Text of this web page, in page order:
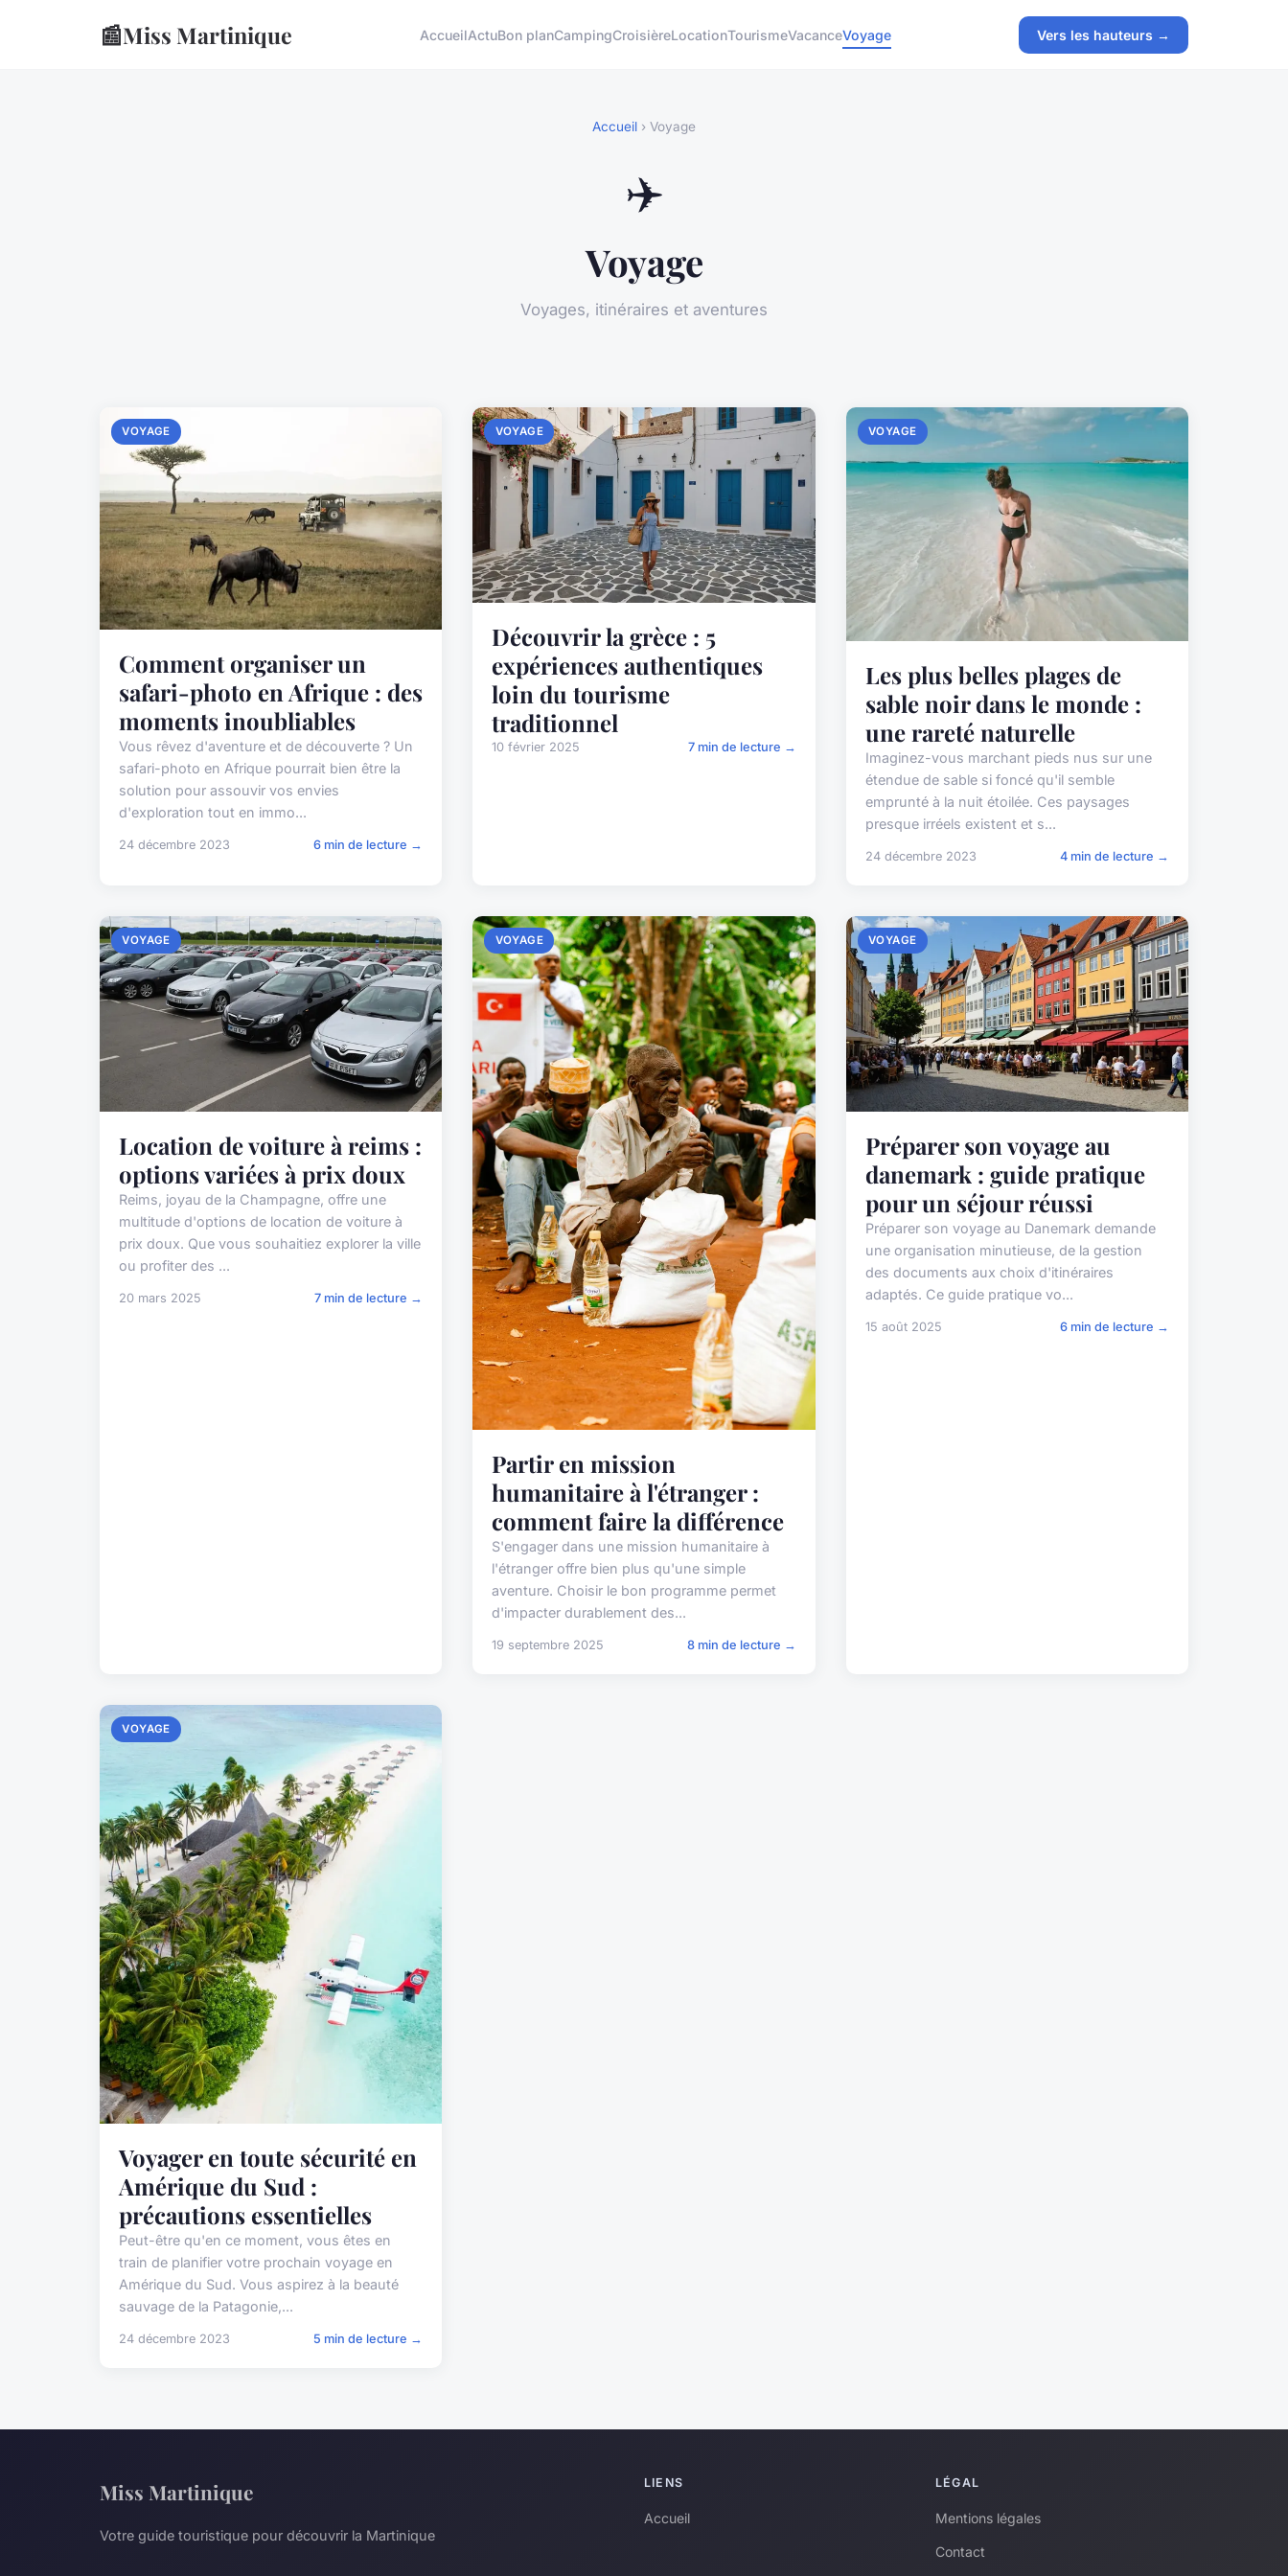
📰Miss Martinique AccueilActuBon planCampingCroisièreLocationTourismeVacanceVoyage Vers les hauteurs →
Accueil › Voyage
✈️
Voyage
Voyages, itinéraires et aventures
VOYAGE
Comment organiser un
safari-photo en Afrique : des
moments inoubliables
Vous rêvez d'aventure et de découverte ? Un
safari-photo en Afrique pourrait bien être la
solution pour assouvir vos envies
d'exploration tout en immo...
24 décembre 2023 6 min de lecture →
VOYAGE
Découvrir la grèce : 5
expériences authentiques
loin du tourisme
traditionnel
10 février 2025 7 min de lecture →
VOYAGE
Les plus belles plages de
sable noir dans le monde :
une rareté naturelle
Imaginez-vous marchant pieds nus sur une
étendue de sable si foncé qu'il semble
emprunté à la nuit étoilée. Ces paysages
presque irréels existent et s...
24 décembre 2023 4 min de lecture →
VOYAGE
Location de voiture à reims :
options variées à prix doux
Reims, joyau de la Champagne, offre une
multitude d'options de location de voiture à
prix doux. Que vous souhaitiez explorer la ville
ou profiter des ...
20 mars 2025 7 min de lecture →
VOYAGE
Partir en mission
humanitaire à l'étranger :
comment faire la différence
S'engager dans une mission humanitaire à
l'étranger offre bien plus qu'une simple
aventure. Choisir le bon programme permet
d'impacter durablement des...
19 septembre 2025 8 min de lecture →
VOYAGE
Préparer son voyage au
danemark : guide pratique
pour un séjour réussi
Préparer son voyage au Danemark demande
une organisation minutieuse, de la gestion
des documents aux choix d'itinéraires
adaptés. Ce guide pratique vo...
15 août 2025 6 min de lecture →
VOYAGE
Voyager en toute sécurité en
Amérique du Sud :
précautions essentielles
Peut-être qu'en ce moment, vous êtes en
train de planifier votre prochain voyage en
Amérique du Sud. Vous aspirez à la beauté
sauvage de la Patagonie,...
24 décembre 2023 5 min de lecture →
Miss Martinique
Votre guide touristique pour découvrir la Martinique
LIENS
Accueil
LÉGAL
Mentions légales
Contact